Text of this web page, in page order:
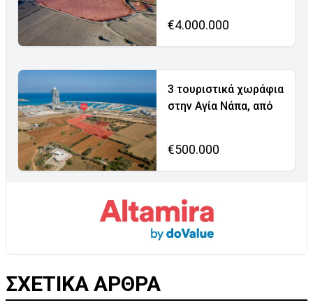
€4.000.000
3 τουριστικά χωράφια
στην Αγία Νάπα, από
€500.000
ΣΧΕΤΙΚΑ ΑΡΘΡΑ